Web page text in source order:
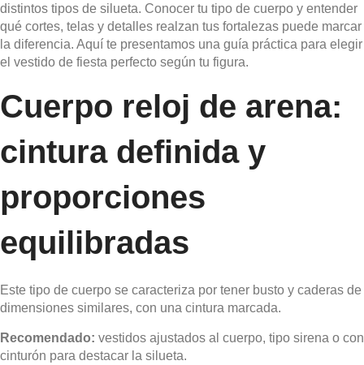
distintos tipos de silueta. Conocer tu tipo de cuerpo y entender
qué cortes, telas y detalles realzan tus fortalezas puede marcar
la diferencia. Aquí te presentamos una guía práctica para elegir
el vestido de fiesta perfecto según tu figura.
Cuerpo reloj de arena:
cintura definida y
proporciones
equilibradas
Este tipo de cuerpo se caracteriza por tener busto y caderas de
dimensiones similares, con una cintura marcada.
Recomendado: vestidos ajustados al cuerpo, tipo sirena o con
cinturón para destacar la silueta.